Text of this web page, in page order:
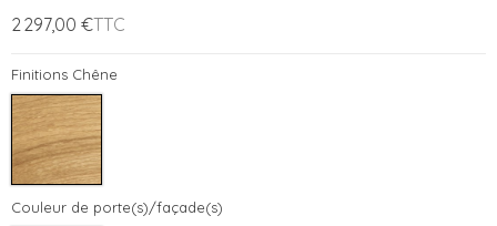
2 297,00 €TTC
Finitions Chêne
Couleur de porte(s)/façade(s)